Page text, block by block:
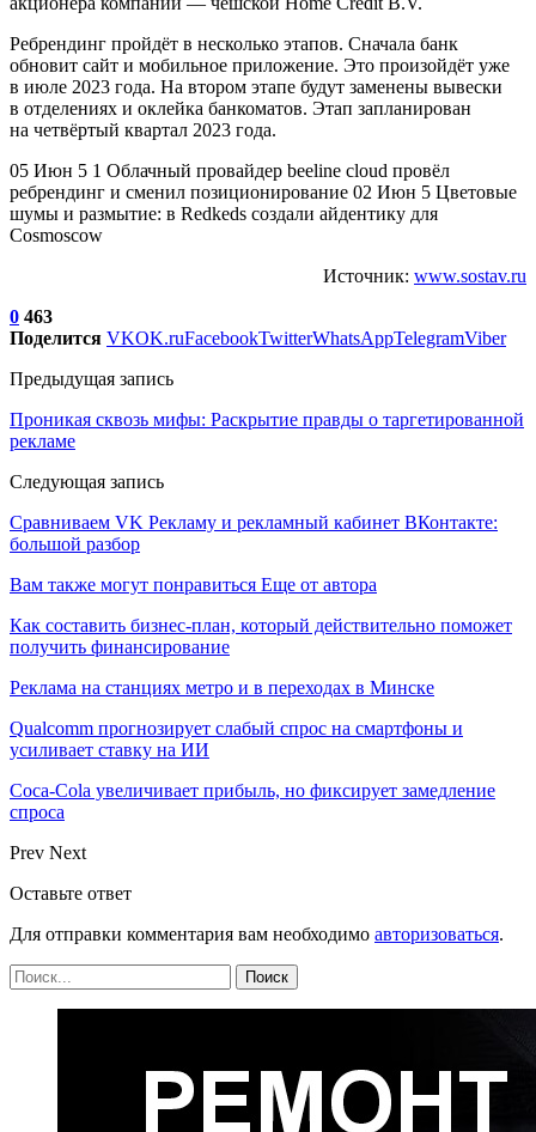
Ребрендинг пройдёт в несколько этапов. Сначала банк
обновит сайт и мобильное приложение. Это произойдёт уже
в июле 2023 года. На втором этапе будут заменены вывески
в отделениях и оклейка банкоматов. Этап запланирован
на четвёртый квартал 2023 года.
05 Июн 5 1 Облачный провайдер beeline cloud провёл
ребрендинг и сменил позиционирование 02 Июн 5 Цветовые
шумы и размытие: в Redkeds создали айдентику для
Cosmoscow
Источник: www.sostav.ru
0 463
Поделится VKOK.ruFacebookTwitterWhatsAppTelegramViber
Предыдущая запись
Проникая сквозь мифы: Раскрытие правды о таргетированной
рекламе
Следующая запись
Сравниваем VK Рекламу и рекламный кабинет ВКонтакте:
большой разбор
Вам также могут понравиться Еще от автора
Как составить бизнес-план, который действительно поможет
получить финансирование
Реклама на станциях метро и в переходах в Минске
Qualcomm прогнозирует слабый спрос на смартфоны и
усиливает ставку на ИИ
Coca-Cola увеличивает прибыль, но фиксирует замедление
спроса
Prev Next
Оставьте ответ
Для отправки комментария вам необходимо авторизоваться.